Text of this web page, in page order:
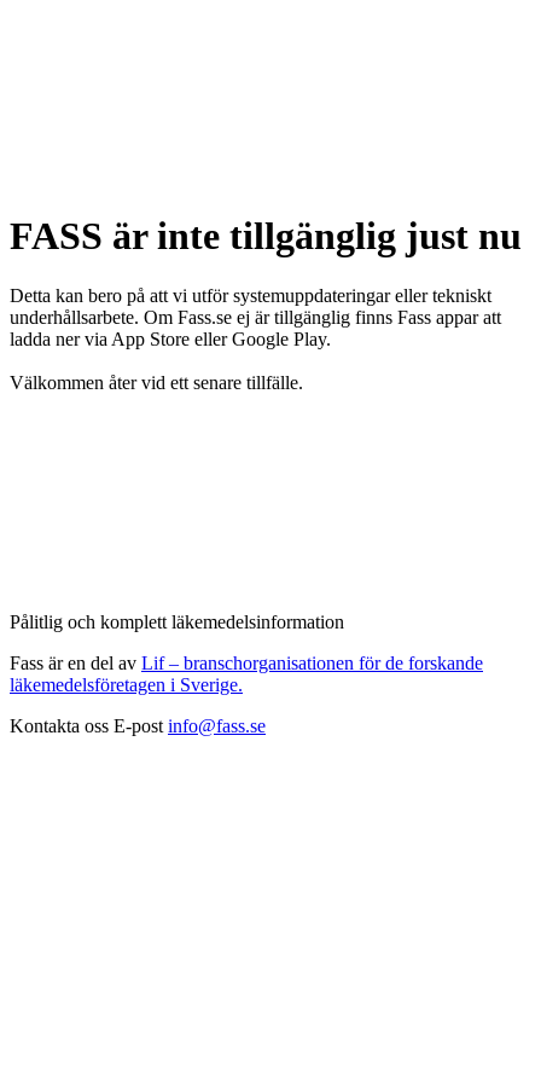
FASS är inte tillgänglig just nu
Detta kan bero på att vi utför systemuppdateringar eller tekniskt
underhållsarbete. Om Fass.se ej är tillgänglig finns Fass appar att
ladda ner via App Store eller Google Play.
Välkommen åter vid ett senare tillfälle.
Pålitlig och komplett läkemedelsinformation
Fass är en del av Lif – branschorganisationen för de forskande
läkemedelsföretagen i Sverige.
Kontakta oss E-post info@fass.se